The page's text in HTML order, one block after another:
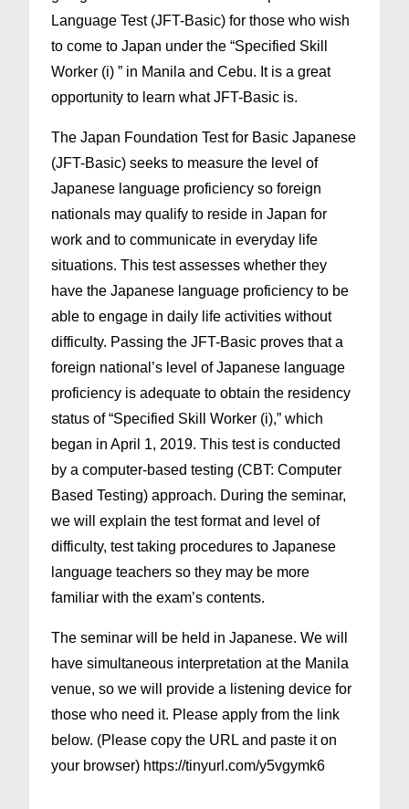
Language Test (JFT-Basic) for those who wish
to come to Japan under the “Specified Skill
Worker (i) ” in Manila and Cebu. It is a great
opportunity to learn what JFT-Basic is.
The Japan Foundation Test for Basic Japanese
(JFT-Basic) seeks to measure the level of
Japanese language proficiency so foreign
nationals may qualify to reside in Japan for
work and to communicate in everyday life
situations. This test assesses whether they
have the Japanese language proficiency to be
able to engage in daily life activities without
difficulty. Passing the JFT-Basic proves that a
foreign national’s level of Japanese language
proficiency is adequate to obtain the residency
status of “Specified Skill Worker (i),” which
began in April 1, 2019. This test is conducted
by a computer-based testing (CBT: Computer
Based Testing) approach. During the seminar,
we will explain the test format and level of
difficulty, test taking procedures to Japanese
language teachers so they may be more
familiar with the exam’s contents.
The seminar will be held in Japanese. We will
have simultaneous interpretation at the Manila
venue, so we will provide a listening device for
those who need it. Please apply from the link
below. (Please copy the URL and paste it on
your browser) https://tinyurl.com/y5vgymk6